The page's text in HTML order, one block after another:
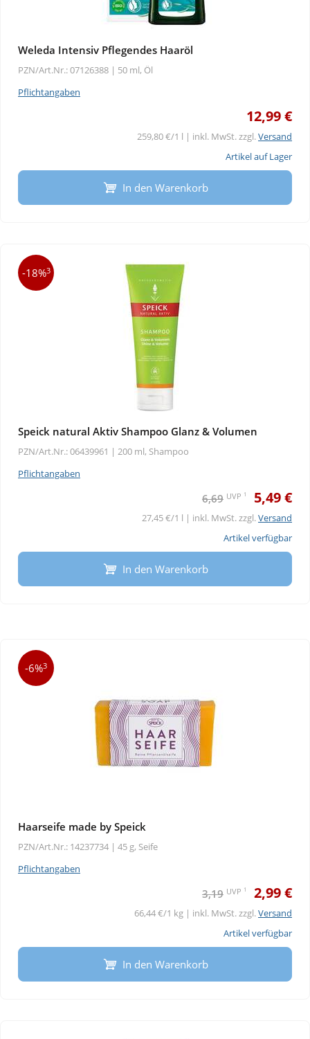
Weleda Intensiv Pflegendes Haaröl
PZN/Art.Nr.: 07126388 | 50 ml, Öl
Pflichtangaben
12,99 €
259,80 €/1 l | inkl. MwSt. zzgl.Versand
Artikel auf Lager
In den Warenkorb
-18%3
Speick natural Aktiv Shampoo Glanz & Volumen
PZN/Art.Nr.: 06439961 | 200 ml, Shampoo
Pflichtangaben
6,69 UVP 1 5,49 €
27,45 €/1 l | inkl. MwSt. zzgl.Versand
Artikel verfügbar
In den Warenkorb
-6%3
Haarseife made by Speick
PZN/Art.Nr.: 14237734 | 45 g, Seife
Pflichtangaben
3,19 UVP 1 2,99 €
66,44 €/1 kg | inkl. MwSt. zzgl.Versand
Artikel verfügbar
In den Warenkorb